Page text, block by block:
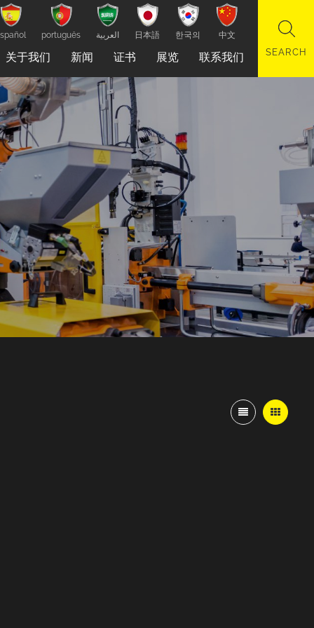
português العربية 日本語 한국의 中文
关于我们 新闻 证书 展览 联系我们